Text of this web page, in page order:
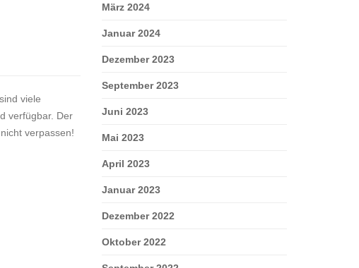
viele
verfügbar. Der
verpassen!
März 2024
Januar 2024
Dezember 2023
September 2023
Juni 2023
Mai 2023
April 2023
Januar 2023
Dezember 2022
Oktober 2022